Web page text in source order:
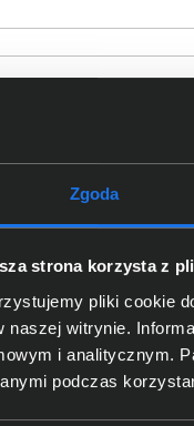
Zgoda
strona korzysta z
pliki cookie
naszej witrynie.
i analitycznym.
podczas
produkt
Mysz Bezprzewodowa
ThinkBook Bluetooth
Mouse 4Y50X88824